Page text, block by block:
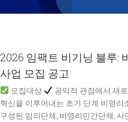
2026 임팩트 비기닝 블루:
사업 모집 공고
모집대상
공익적 관점에서 새
혁신을 이루어내는 초기 단계 비영리
구성된 임의단체, 비영리민간단체,